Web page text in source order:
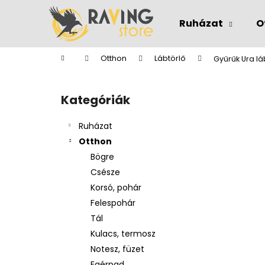
Ruházat
KezdőlapOtthon Lábtörlő Gyűrűk Ura
Kategóriák
átugrása
Kategóriák
Ruházat
Otthon
Bögre
Csésze
Korsó, pohár
Felespohár
Tál
Kulacs, termosz
Notesz, füzet
á
Vissza
a boltba
Vissza
a boltba